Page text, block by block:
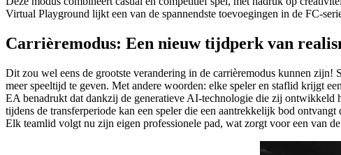
Virtual Playground lijkt een van de spannendste toevoegingen in de FC-
Carrièremodus: Een nieuw tijdperk van
Dit zou wel eens de grootste verandering in de carrièremodus kunnen
meer speeltijd te geven. Met andere woorden: elke speler en staflid krijgt
EA benadrukt dat dankzij de generatieve AI-technologie die zij
tijdens de transferperiode kan een speler die een aantrekkelijk bod ontvangt
Elk teamlid volgt nu zijn eigen professionele pad, wat zorgt voor een van